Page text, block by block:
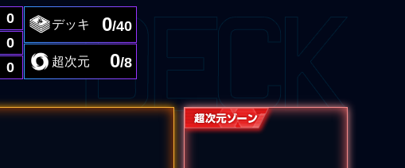
0
0
0
デッキ 0/40
超次元 0/8